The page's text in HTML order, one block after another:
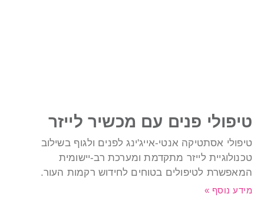
פנים עם מכשיר לייזר
אסתטיקה אנטי-אייג'ינג לפנים ולגוף בשילוב
לייזר מתקדמת ומערכת רב-יישומית
לטיפולים בטוחים לחידוש רקמות העור.
נוסף »